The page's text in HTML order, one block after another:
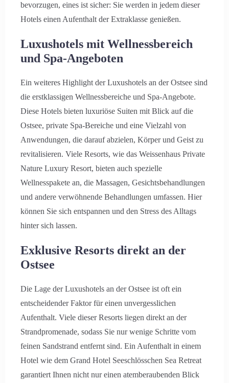
bevorzugen, eines ist sicher: Sie werden in jedem dieser
Hotels einen Aufenthalt der Extraklasse genießen.
Luxushotels mit Wellnessbereich
und Spa-Angeboten
Ein weiteres Highlight der Luxushotels an der Ostsee sind
die erstklassigen Wellnessbereiche und Spa-Angebote.
Diese Hotels bieten luxuriöse Suiten mit Blick auf die
Ostsee, private Spa-Bereiche und eine Vielzahl von
Anwendungen, die darauf abzielen, Körper und Geist zu
revitalisieren. Viele Resorts, wie das Weissenhaus Private
Nature Luxury Resort, bieten auch spezielle
Wellnesspakete an, die Massagen, Gesichtsbehandlungen
und andere verwöhnende Behandlungen umfassen. Hier
können Sie sich entspannen und den Stress des Alltags
hinter sich lassen.
Exklusive Resorts direkt an der
Ostsee
Die Lage der Luxushotels an der Ostsee ist oft ein
entscheidender Faktor für einen unvergesslichen
Aufenthalt. Viele dieser Resorts liegen direkt an der
Strandpromenade, sodass Sie nur wenige Schritte vom
feinen Sandstrand entfernt sind. Ein Aufenthalt in einem
Hotel wie dem Grand Hotel Seeschlösschen Sea Retreat
garantiert Ihnen nicht nur einen atemberaubenden Blick